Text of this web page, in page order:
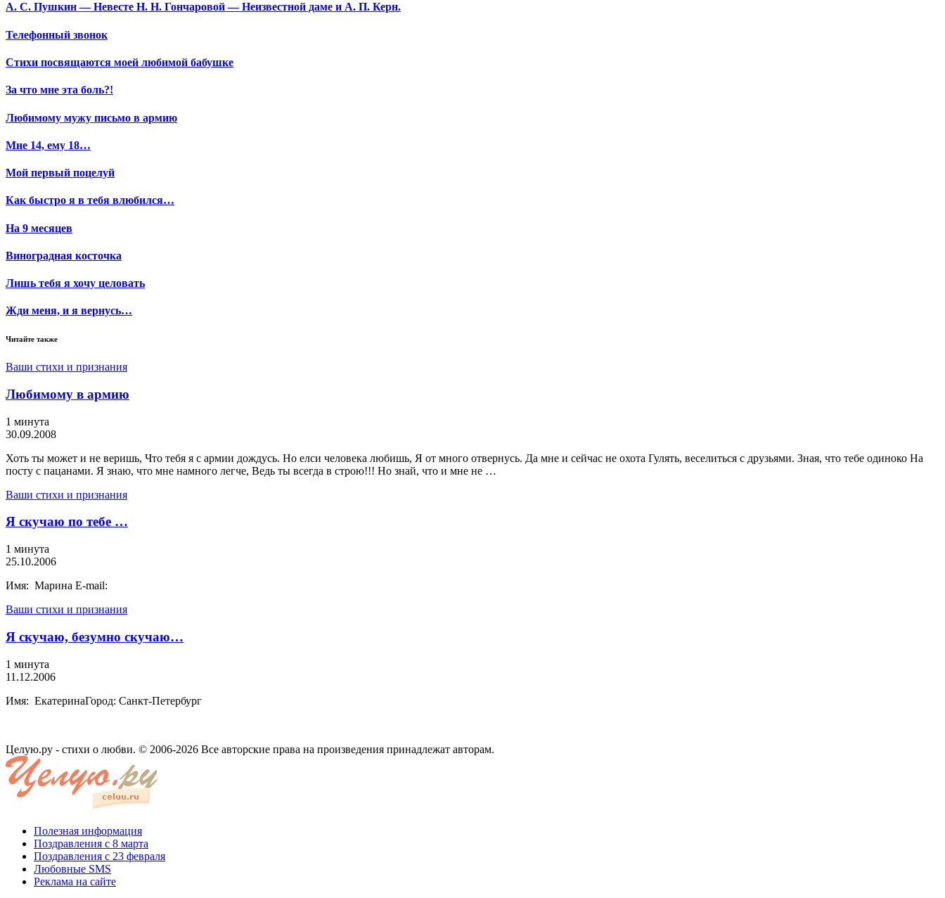
А. С. Пушкин — Невесте Н. Н. Гончаровой — Неизвестной даме и А. П. Керн.
Телефонный звонок
Стихи посвящаются моей любимой бабушке
За что мне эта боль?!
Любимому мужу письмо в армию
Мне 14, ему 18…
Мой первый поцелуй
Как быстро я в тебя влюбился…
На 9 месяцев
Виноградная косточка
Лишь тебя я хочу целовать
Жди меня, и я вернусь…
Читайте также
Ваши стихи и признания
Любимому в армию
1 минута
30.09.2008
Хоть ты может и не веришь, Что тебя я с армии дождусь. Но елси человека любишь, Я от много отвернусь. Да мне и сейчас не охота Гулять, веселиться с друзьями. Зная, что тебе одиноко На
посту с пацанами. Я знаю, что мне намного легче, Ведь ты всегда в строю!!! Но знай, что и мне не …
Ваши стихи и признания
Я скучаю по тебе …
1 минута
25.10.2006
Имя: Марина E-mail:
Ваши стихи и признания
Я скучаю, безумно скучаю…
1 минута
11.12.2006
Имя: ЕкатеринаГород: Санкт-Петербург
Целую.ру - стихи о любви. © 2006-2026 Все авторские права на произведения принадлежат авторам.
Полезная информация
Поздравления с 8 марта
Поздравления с 23 февраля
Любовные SMS
Реклама на сайте